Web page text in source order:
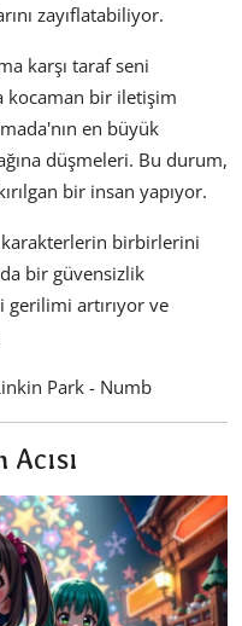
zayıflatabiliyor.
karşı taraf seni
kocaman bir iletişim
en büyük
düşmeleri. Bu durum,
bir insan yapıyor.
karakterlerin birbirlerini
bir güvensizlik
artırıyor ve
Park - Numb